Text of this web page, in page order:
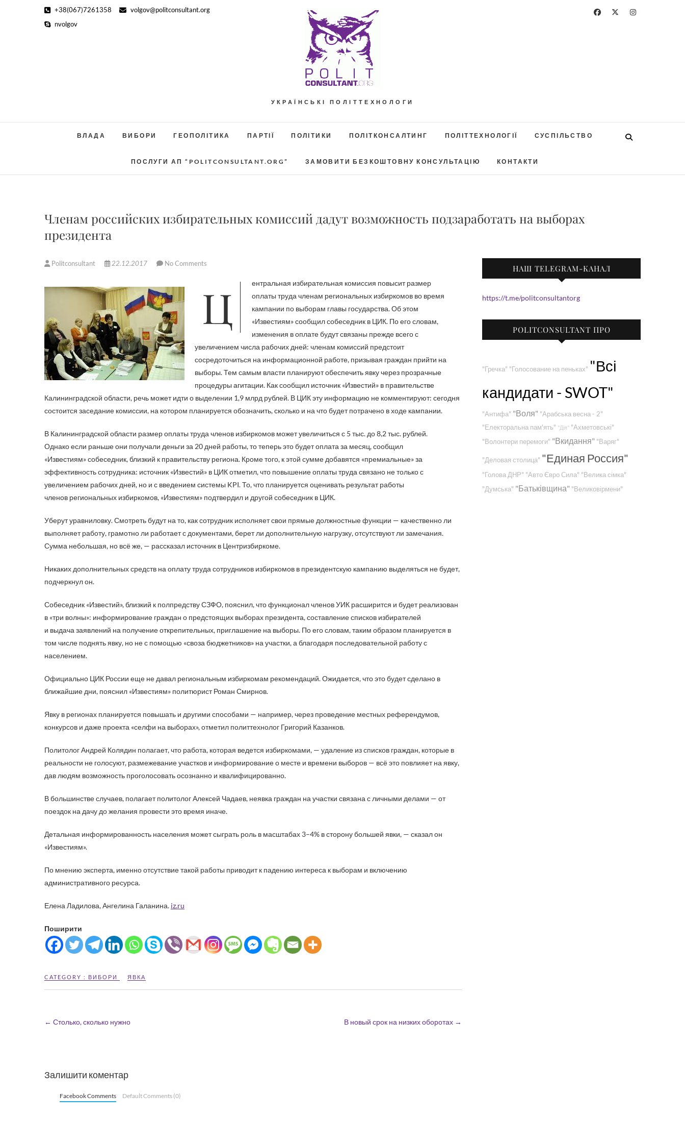
+38(067)7261358
volgov@politconsultant.org
nvolgov
УКРАЇНСЬКІ ПОЛІТТЕХНОЛОГИ
ВЛАДА ВИБОРИ ГЕОПОЛІТИКА ПАРТІЇ ПОЛІТИКИ ПОЛІТКОНСАЛТИНГ ПОЛІТТЕХНОЛОГІЇ СУСПІЛЬСТВО
ПОСЛУГИ АП “POLITCONSULTANT.ORG” ЗАМОВИТИ БЕЗКОШТОВНУ КОНСУЛЬТАЦІЮ КОНТАКТИ
Членам российских избирательных комиссий дадут возможность подзаработать на выборах
президента
Politconsultant 22.12.2017 No Comments
Центральная избирательная комиссия повысит размер
оплаты труда членам региональных избиркомов во время
кампании по выборам главы государства. Об этом
«Известиям» сообщил собеседник в ЦИК. По его словам,
изменения в оплате будут связаны прежде всего с
увеличением числа рабочих дней: членам комиссий предстоит
сосредоточиться на информационной работе, призывая граждан прийти на
выборы. Тем самым власти планируют обеспечить явку через прозрачные
процедуры агитации. Как сообщил источник «Известий» в правительстве
Калининградской области, речь может идти о выделении 1,9 млрд рублей. В ЦИК эту информацию не комментируют: сегодня
состоится заседание комиссии, на котором планируется обозначить, сколько и на что будет потрачено в ходе кампании.
В Калининградской области размер оплаты труда членов избиркомов может увеличиться с 5 тыс. до 8,2 тыс. рублей.
Однако если раньше они получали деньги за 20 дней работы, то теперь это будет оплата за месяц, сообщил
«Известиям» собеседник, близкий к правительству региона. Кроме того, к этой сумме добавятся «премиальные» за
эффективность сотрудника: источник «Известий» в ЦИК отметил, что повышение оплаты труда связано не только с
увеличением рабочих дней, но и с введением системы KPI. То, что планируется оценивать результат работы
членов региональных избиркомов, «Известиям» подтвердил и другой собеседник в ЦИК.
Уберут уравниловку. Смотреть будут на то, как сотрудник исполняет свои прямые должностные функции — качественно ли
выполняет работу, грамотно ли работает с документами, берет ли дополнительную нагрузку, отсутствуют ли замечания.
Сумма небольшая, но всё же, — рассказал источник в Центризбиркоме.
Никаких дополнительных средств на оплату труда сотрудников избиркомов в президентскую кампанию выделяться не будет,
подчеркнул он.
Собеседник «Известий», близкий к полпредству СЗФО, пояснил, что функционал членов УИК расширится и будет реализован
в «три волны»: информирование граждан о предстоящих выборах президента, составление списков избирателей
и выдача заявлений на получение открепительных, приглашение на выборы. По его словам, таким образом планируется в
том числе поднять явку, но не с помощью «своза бюджетников» на участки, а благодаря последовательной работу с
населением.
Официально ЦИК России еще не давал региональным избиркомам рекомендаций. Ожидается, что это будет сделано в
ближайшие дни, пояснил «Известиям» политюрист Роман Смирнов.
Явку в регионах планируется повышать и другими способами — например, через проведение местных референдумов,
конкурсов и даже проекта «селфи на выборах», отметил политтехнолог Григорий Казанков.
Политолог Андрей Колядин полагает, что работа, которая ведется избиркомами, — удаление из списков граждан, которые в
реальности не голосуют, размежевание участков и информирование о месте и времени выборов — всё это повлияет на явку,
дав людям возможность проголосовать осознанно и квалифицированно.
В большинстве случаев, полагает политолог Алексей Чадаев, неявка граждан на участки связана с личными делами — от
поездок на дачу до желания провести это время иначе.
Детальная информированность населения может сыграть роль в масштабах 3–4% в сторону большей явки, — сказал он
«Известиям».
По мнению эксперта, именно отсутствие такой работы приводит к падению интереса к выборам и включению
административного ресурса.
Елена Ладилова, Ангелина Галанина. iz.ru
Поширити
CATEGORY : ВИБОРИ ЯВКА
← Столько, сколько нужно В новый срок на низких оборотах →
Залишити коментар
Facebook Comments Default Comments (0)
НАШ TELEGRAM-КАНАЛ
https://t.me/politconsultantorg
POLITCONSULTANT ПРО
"Гречка" "Голосование на пеньках" "Всі
кандидати - SWOT"
"Антифа" "Воля" "Арабська весна - 2"
"Електоральна пам'ять" "Дія" "Ахметовські"
"Волонтери перемоги" "Вкидання" "Варяг"
"Деловая столица" "Единая Россия"
"Голова ДНР" "Авто Євро Сила" "Велика сімка"
"Думська" "Батьківщина" "Великовірмени"